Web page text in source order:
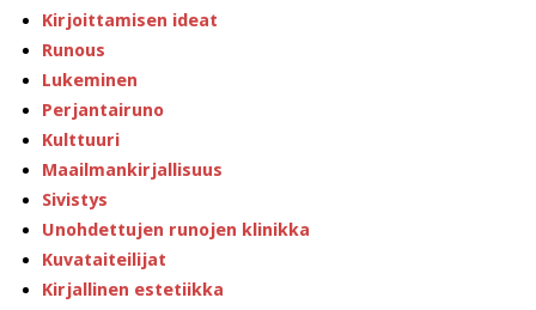
Kirjoittamisen ideat
Runous
Lukeminen
Perjantairuno
Kulttuuri
Maailmankirjallisuus
Sivistys
Unohdettujen runojen klinikka
Kuvataiteilijat
Kirjallinen estetiikka